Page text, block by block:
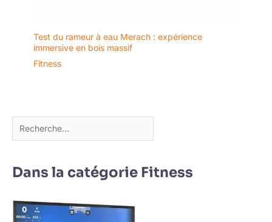
Test du rameur à eau Merach : expérience
immersive en bois massif
Fitness
Dans la catégorie Fitness